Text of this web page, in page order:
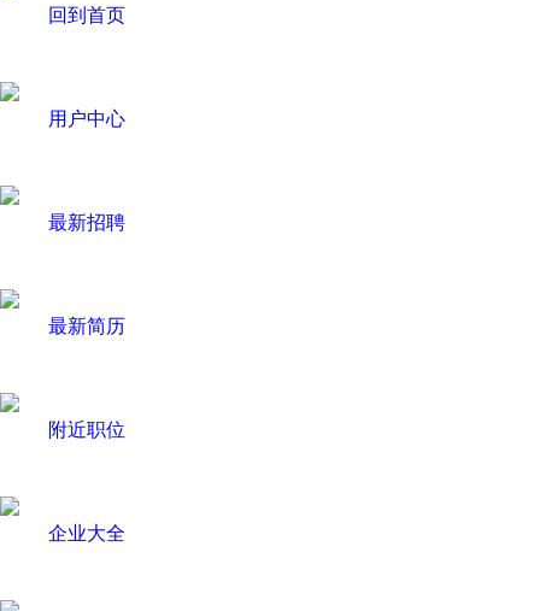
回到首页
用户中心
最新招聘
最新简历
附近职位
企业大全